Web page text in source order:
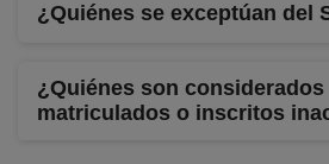
¿Quiénes se exceptúan del
¿Quiénes son considerados
matriculados o inscritos